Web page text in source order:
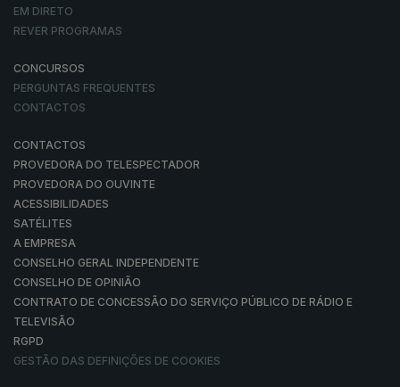
EM DIRETO
REVER PROGRAMAS
CONCURSOS
PERGUNTAS FREQUENTES
CONTACTOS
CONTACTOS
PROVEDORA DO TELESPECTADOR
PROVEDORA DO OUVINTE
ACESSIBILIDADES
SATÉLITES
A EMPRESA
CONSELHO GERAL INDEPENDENTE
CONSELHO DE OPINIÃO
CONTRATO DE CONCESSÃO DO SERVIÇO PÚBLICO DE RÁDIO E
TELEVISÃO
RGPD
GESTÃO DAS DEFINIÇÕES DE COOKIES